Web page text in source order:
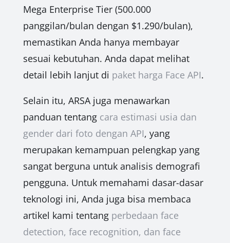
Mega Enterprise Tier (500.000
panggilan/bulan dengan $1.290/bulan),
memastikan Anda hanya membayar
sesuai kebutuhan. Anda dapat melihat
detail lebih lanjut di paket harga Face API.
Selain itu, ARSA juga menawarkan
panduan tentang cara estimasi usia dan
gender dari foto dengan API, yang
merupakan kemampuan pelengkap yang
sangat berguna untuk analisis demografi
pengguna. Untuk memahami dasar-dasar
teknologi ini, Anda juga bisa membaca
artikel kami tentang perbedaan face
detection, face recognition, dan face